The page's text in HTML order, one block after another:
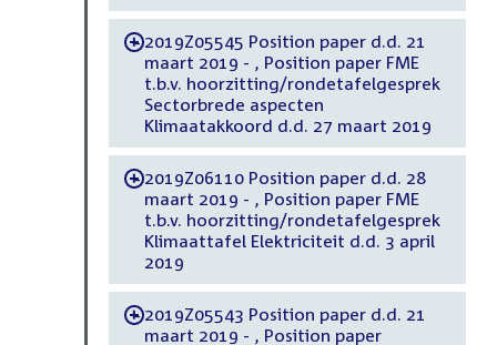
-2019Z05545 Position paper d.d. 21
maart 2019 - , Position paper FME
t.b.v. hoorzitting/rondetafelgesprek
Sectorbrede aspecten
Klimaatakkoord d.d. 27 maart 2019
-2019Z06110 Position paper d.d. 28
maart 2019 - , Position paper FME
t.b.v. hoorzitting/rondetafelgesprek
Klimaattafel Elektriciteit d.d. 3 april
2019
-2019Z05543 Position paper d.d. 21
maart 2019 - , Position paper